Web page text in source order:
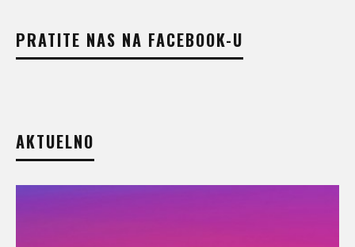
PRATITE NAS NA FACEBOOK-U
AKTUELNO